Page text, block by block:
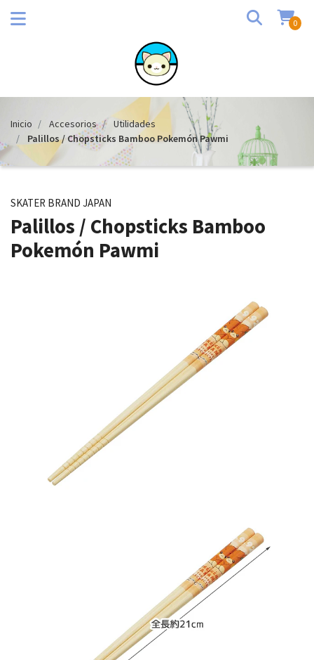
0
Inicio Accesorios
Utilidades
Palillos / Chopsticks Bamboo Pokemón Pawmi
SKATER BRAND JAPAN
Palillos / Chopsticks Bamboo
Pokemón Pawmi